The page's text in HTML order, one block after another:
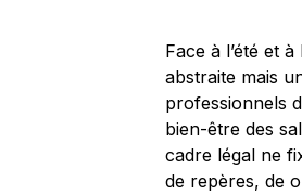
Face à l’été et
abstraite mais
professionnels
bien-être des
cadre légal ne
de repères, de